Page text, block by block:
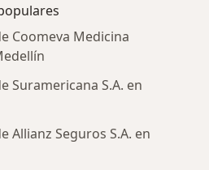
Coomeva Medicina
Suramericana S.A. en
Allianz Seguros S.A. en